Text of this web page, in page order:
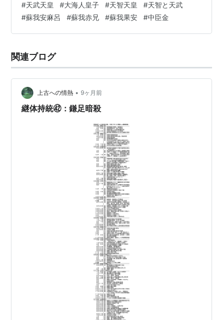
う忠告したと記述があるので、後世いろいろと詮索され
るようになった。 が、『継体持統㊵：大海人皇子のワガ
ママ - 上古への情熱』で述べた通り大海人皇子は逃げて
ブなこと言わんで下さいよ。怒られますよ。」と言った
と解釈できる。 天智と大海人のや…
#天武天皇 #大海人皇子 #天智天皇 #天智と天武
#蘇我安麻呂 #蘇我赤兄 #蘇我果安 #中臣金
関連ブログ
上古への情熱 • 9ヶ月前
継体持統㊷：鎌足暗殺